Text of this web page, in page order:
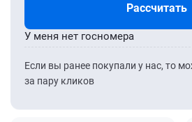
Рассчитать
Если вы ранее покупали у нас, то
за пару кликов
У меня нет госномера